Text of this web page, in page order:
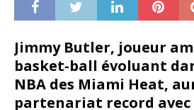
Jimmy Butler, joueur
basket-ball évoluant
NBA des Miami Heat,
partenariat record avec